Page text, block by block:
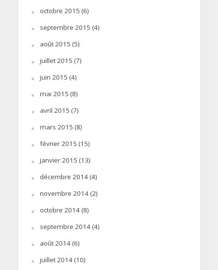
octobre 2015 (6)
septembre 2015 (4)
août 2015 (5)
juillet 2015 (7)
juin 2015 (4)
mai 2015 (8)
avril 2015 (7)
mars 2015 (8)
février 2015 (15)
janvier 2015 (13)
décembre 2014(4)
novembre 2014(2)
octobre 2014(8)
septembre 2014(4)
août 2014(6)
juillet 2014(10)